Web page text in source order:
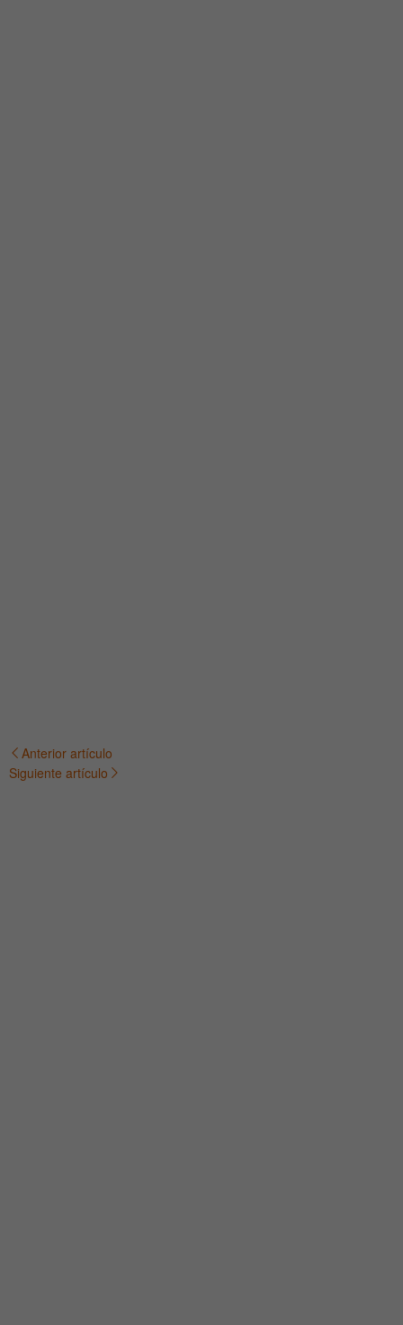
Navegación
Anterior artículo
Siguiente artículo